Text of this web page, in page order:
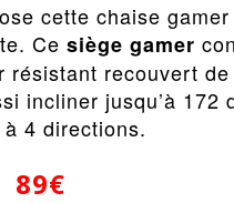
cette chaise
Ce siège gamer
recouvert
incliner jusqu’à 172
4 directions.
89€